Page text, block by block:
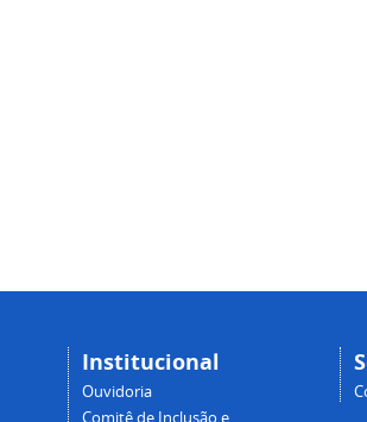
Institucional
Ouvidoria
Comitê de Inclusão e